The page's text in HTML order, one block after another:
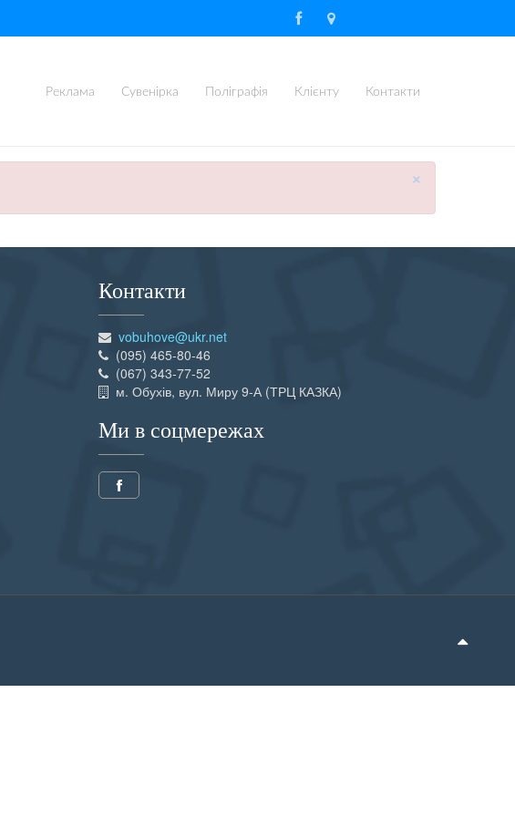
Реклама Сувенірка Поліграфія Клієнту Контакти
×
Контакти
vobuhove@ukr.net
(095) 465-80-46
(067) 343-77-52
м. Обухів, вул. Миру 9-А (ТРЦ КАЗКА)
Ми в соцмережах